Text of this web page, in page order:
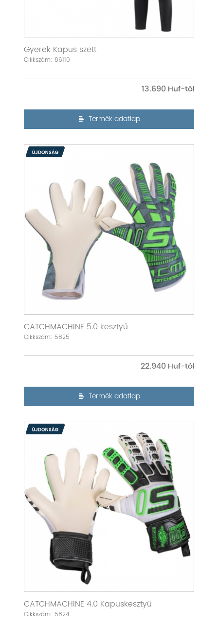
Gyerek Kapus szett
Cikkszám: 86110
13.690
Termék adatlap
CATCHMACHINE 5.0 kesztyű
Cikkszám: 5825
22.940
Termék adatlap
CATCHMACHINE 4.0 Kapuskesztyű
Cikkszám: 5824